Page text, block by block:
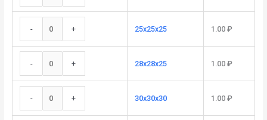
- + 25х25х25 1.00₽
- + 28х28х25 1.00₽
- + 30х30х30 1.00₽